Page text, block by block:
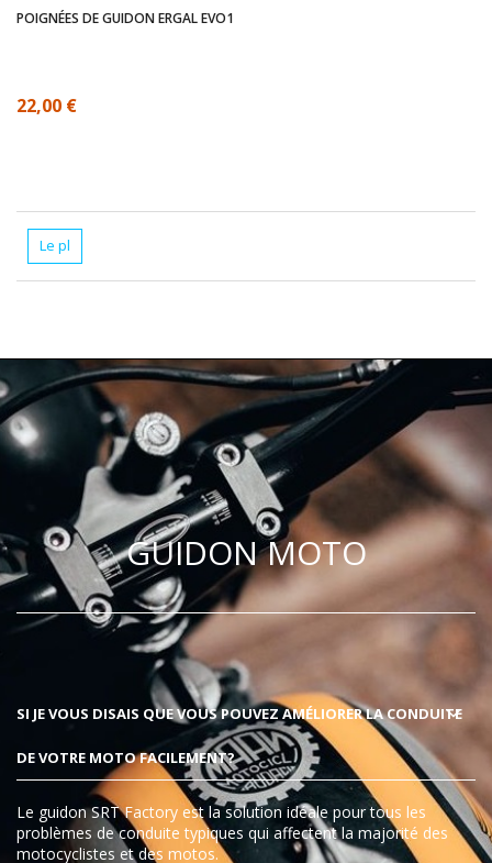
POIGNÉES DE GUIDON ERGAL EVO1
22,00 €
GUIDON MOTO
SI JE VOUS DISAIS QUE VOUS POUVEZ AMÉLIORER LA CONDUITE
DE VOTRE MOTO FACILEMENT?
Le guidon SRT Factory est la solution idéale pour tous les
problèmes de conduite typiques qui affectent la majorité des
motocyclistes et des motos.